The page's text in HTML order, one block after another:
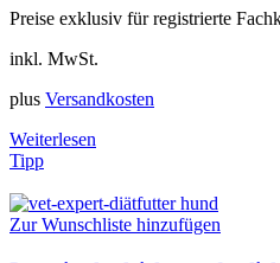
Preise exklusiv für registrierte
inkl. MwSt.
plus Versandkosten
Weiterlesen
Tipp
Zur Wunschliste hinzufügen